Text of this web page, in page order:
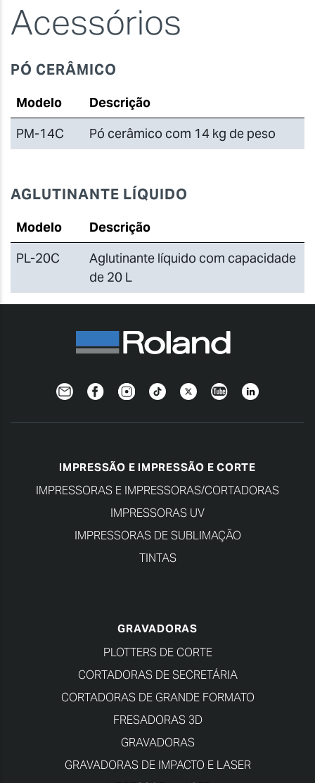
Acessórios
PÓ CERÂMICO
Modelo
Descrição
PM-14C
Pó cerâmico com 14 kg de peso
AGLUTINANTE LÍQUIDO
Modelo
Descrição
PL-20C
Aglutinante líquido com capacidade
de 20 L
NewsletterFacebookInstagramTikTokTwitterYouTubeLinkedin
IMPRESSÃO E IMPRESSÃO E CORTE
IMPRESSORAS E IMPRESSORAS/CORTADORAS
IMPRESSORAS UV
IMPRESSORAS DE SUBLIMAÇÃO
TINTAS
GRAVADORAS
PLOTTERS DE CORTE
CORTADORAS DE SECRETÁRIA
CORTADORAS DE GRANDE FORMATO
FRESADORAS 3D
GRAVADORAS
GRAVADORAS DE IMPACTO E LASER